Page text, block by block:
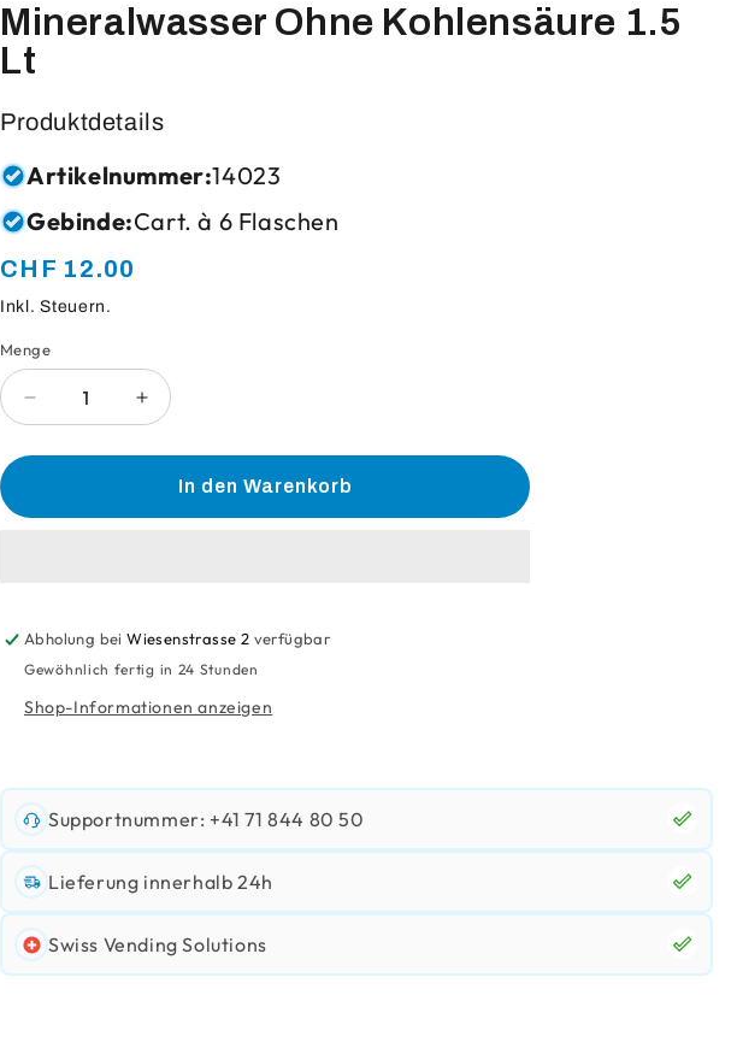
Mineralwasser Ohne Kohlensäure 1.5
Lt
Produktdetails
Artikelnummer:14023
Gebinde:Cart. à 6 Flaschen
Normaler
Preis
CHF 12.00
Inkl. Steuern.
Anzahl
Menge
Verringere
die
Menge
Erhöhe
die
Menge
In den Warenkorb
Abholung beiWiesenstrasse 2 verfügbar
Gewöhnlich fertig in 24 Stunden
Shop-Informationen anzeigen
Supportnummer: +41 71 844 80 50
Lieferung innerhalb 24h
Swiss Vending Solutions